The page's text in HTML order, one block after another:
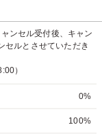
ンセル受付後、キャン
セルとさせていただき
）
0%
100%